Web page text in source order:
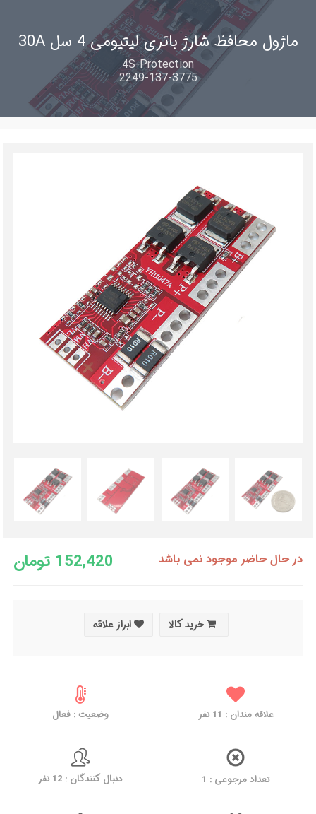
ماژول محافظ شارژ باتری لیتیومی 4 سل 30A
4S-Protection
2249-137-3775
152,420 تومان در حال حاضر موجود نمی باشد
خرید کالا ابراز علاقه
علاقه مندان : 11 نفر وضعیت : فعال
تعداد مرجوعی : 1 دنبال کنندگان : 12 نفر